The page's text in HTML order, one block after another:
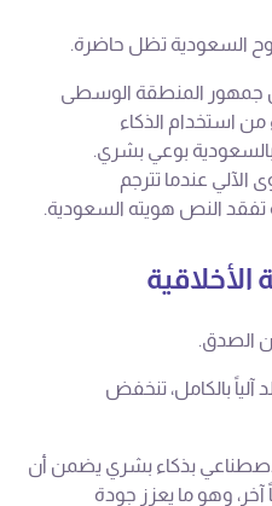
السعودية تظل حاضرة.
جمهور المنطقة الوسطى
استخدام الذكاء
بوعي بشري.
الآلي عندما تترجم
النص هويته السعودية.
الأخلاقية
الصدق.
بالكامل، تنخفض
بذكاء بشري يضمن أن
آخر، وهو ما يعزز جودة